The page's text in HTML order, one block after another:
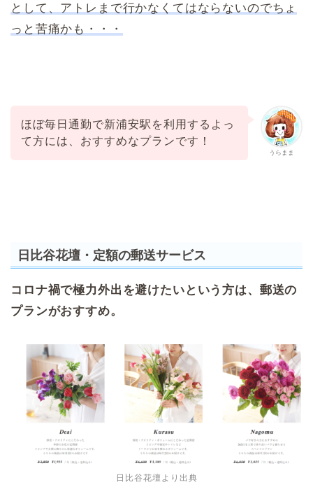
として、アトレまで行かなくてはならないのでちょ
っと苦痛かも・・・
うらまま
ほぼ毎日通勤で新浦安駅を利用するよっ
て方には、おすすめなプランです！
日比谷花壇・定額の郵送サービス
コロナ禍で極力外出を避けたいという方は、郵送の
プランがおすすめ。
日比谷花壇より出典